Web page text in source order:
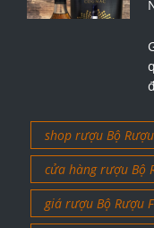
shop rượu Bộ
cửa hàng rượu Bộ
giá rượu Bộ Rượu